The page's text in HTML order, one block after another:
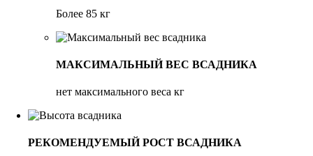
Более 85 кг
МАКСИМАЛЬНЫЙ ВЕС ВСАДНИКА
нет максимального веса кг
РЕКОМЕНДУЕМЫЙ РОСТ ВСАДНИКА